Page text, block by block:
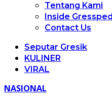
Tentang Kami
Inside
Contact Us
Seputar Gresik
KULINER
VIRAL
NASIONAL